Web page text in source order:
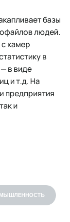
базы
людей.
камер
в
в виде
и т.д. На
предприятия
и